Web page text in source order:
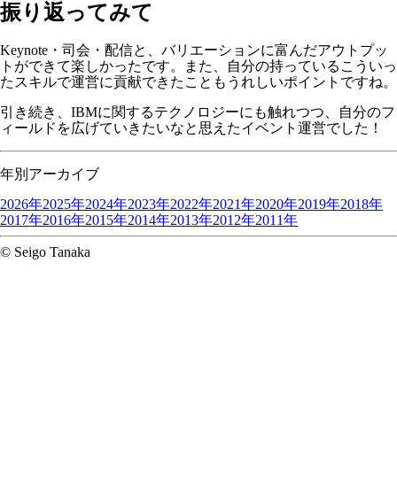
振り返ってみて
Keynote・司会・配信と、バリエーションに富んだアウトプッ
トができて楽しかったです。また、自分の持っているこういっ
たスキルで運営に貢献できたこともうれしいポイントですね。
引き続き、IBMに関するテクノロジーにも触れつつ、自分のフ
ィールドを広げていきたいなと思えたイベント運営でした！
年別アーカイブ
2026年2025年2024年2023年2022年2021年2020年2019年2018年
2017年2016年2015年2014年2013年2012年2011年
© Seigo Tanaka